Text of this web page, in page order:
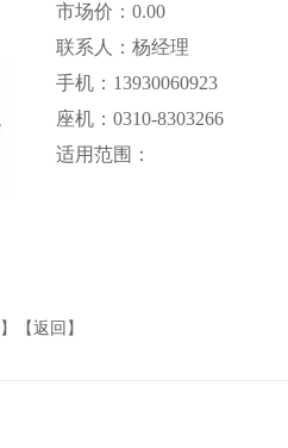
市场价：0.00
联系人：杨经理
手机：13930060923
座机：0310-8303266
适用范围：
】【返回 】